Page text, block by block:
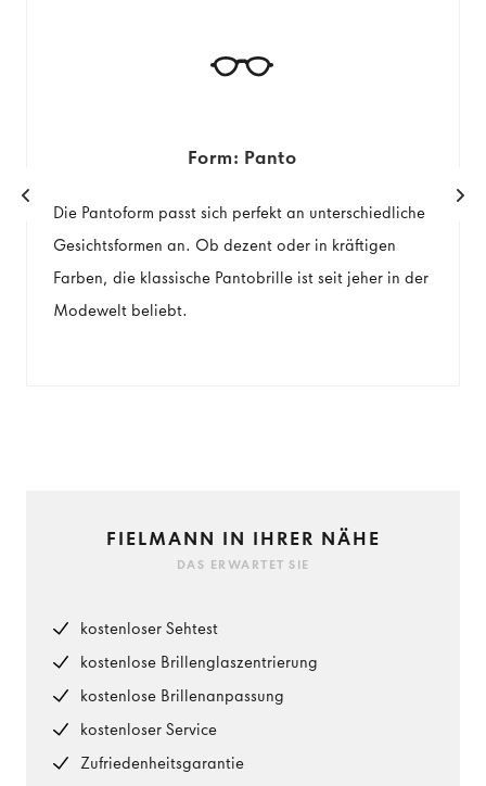
Form: Panto
Die Pantoform passt sich perfekt an unterschiedliche
Gesichtsformen an. Ob dezent oder in kräftigen
Farben, die klassische Pantobrille ist seit jeher in der
Modewelt beliebt.
FIELMANN IN IHRER NÄHE
DAS ERWARTET SIE
kostenloser Sehtest
kostenlose Brillenglaszentrierung
kostenlose Brillenanpassung
kostenloser Service
Zufriedenheitsgarantie